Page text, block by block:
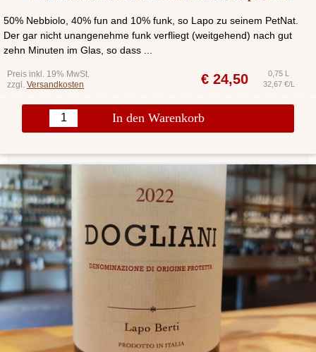
50% Nebbiolo, 40% fun and 10% funk, so Lapo zu seinem PetNat.
Der gar nicht unangenehme funk verfliegt (weitgehend) nach gut
zehn Minuten im Glas, so dass ...
Preis inkl. 19% MwSt.
zzgl. Versandkosten € 24,50
0,75 L
32,67 €/L
In den Warenkorb